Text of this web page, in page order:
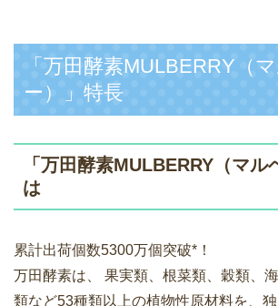
「万田酵素MULBERRY（
ー）」特長
「万田酵素MULBERRY（マル
は
累計出荷個数5300万個突破*！
万田酵素は、 果実類、根菜類、穀類、
類など53種類以上の植物性原材料を、